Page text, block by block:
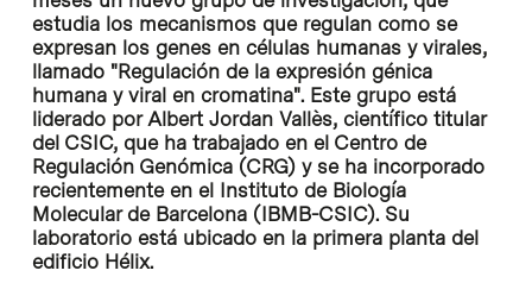
estudia los mecanismos que regulan como se
expresan los genes en células humanas y virales,
llamado "Regulación de la expresión génica
humana y viral en cromatina". Este grupo está
liderado por Albert Jordan Vallès, científico titular
del CSIC, que ha trabajado en el Centro de
Regulación Genómica (CRG) y se ha incorporado
recientemente en el Instituto de Biología
Molecular de Barcelona (IBMB-CSIC). Su
laboratorio está ubicado en la primera planta del
edificio Hélix.